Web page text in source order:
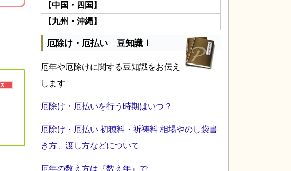
【中国・四国】
【九州・沖縄】
厄除け・厄払い 豆知識！
厄年や厄除けに関する豆知識をお伝え
します
厄除け・厄払いを行う時期はいつ？
厄除け・厄払い 初穂料・祈祷料 相場やのし袋書
き方、渡し方などについて
厄年の数え方は『数え年』で